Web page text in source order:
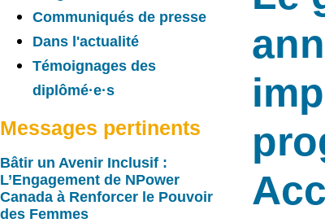
Communiqués de presse
Dans l'actualité
Témoignages des
diplômé·e·s
Messages pertinents
Bâtir un Avenir Inclusif :
L’Engagement de NPower
Canada à Renforcer le Pouvoir
des Femmes